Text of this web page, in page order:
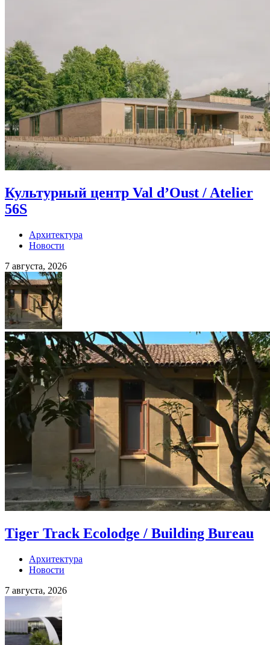
Культурный центр Val d’Oust / Atelier
56S
Архитектура
Новости
7 августа, 2026
Tiger Track Ecolodge / Building Bureau
Архитектура
Новости
7 августа, 2026